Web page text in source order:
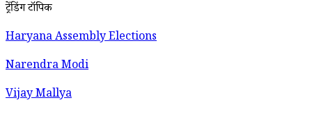
ट्रेंडिंग टॉपिक
Haryana Assembly Elections
Narendra Modi
Vijay Mallya